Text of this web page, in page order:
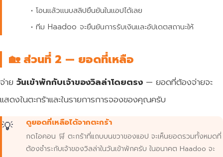
• โอนแล้วแนบสลิปยืนยันในแอปได้เลย
• ทีม Haadoo จะยืนยันการรับเงินและอัปเดตสถานะให้
🏡 ส่วนที่ 2 — ยอดที่เหลือ
จ่าย วันเข้าพักกับเจ้าของวิลล่าโดยตรง — ยอดที่ต้องจ่ายจะ
แสดงในตะกร้าและในรายการการจองของคุณครับ
💡 ดูยอดที่เหลือได้จากตะกร้า
กดไอคอน 🛒 ตะกร้าที่แถบบนขวาของแอป จะเห็นยอดรวมทั้งหมดที่
ต้องชำระกับเจ้าของวิลล่าในวันเข้าพักครับ ในอนาคต Haadoo จะ